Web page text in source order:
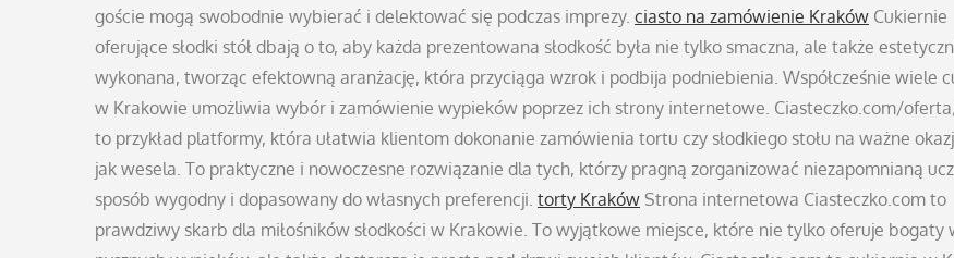
goście mogą swobodnie wybierać i delektować się podczas imprezy. ciasto na zamówienie Kraków Cukiernie
oferujące słodki stół dbają o to, aby każda prezentowana słodkość była nie tylko smaczna, ale także
wykonana, tworząc efektowną aranżację, która przyciąga wzrok i podbija podniebienia. Współcześnie wiele
w Krakowie umożliwia wybór i zamówienie wypieków poprzez ich strony internetowe. Ciasteczko.com/
to przykład platformy, która ułatwia klientom dokonanie zamówienia tortu czy słodkiego stołu na ważne
jak wesela. To praktyczne i nowoczesne rozwiązanie dla tych, którzy pragną zorganizować niezapomnianą
sposób wygodny i dopasowany do własnych preferencji. torty Kraków Strona internetowa Ciasteczko.com to
prawdziwy skarb dla miłośników słodkości w Krakowie. To wyjątkowe miejsce, które nie tylko oferuje bogaty